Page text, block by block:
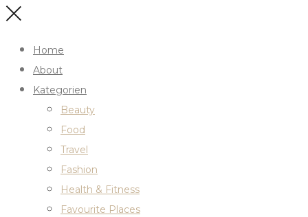
Home
About
Kategorien
Beauty
Food
Travel
Fashion
Health & Fitness
Favourite Places